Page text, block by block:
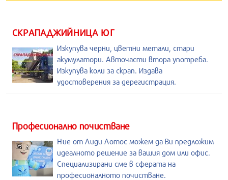
СКРАПАДЖИЙНИЦА ЮГ
Изкупува черни, цветни метали, стари
акумулатори. Авточасти втора употреба.
Изкупува коли за скрап. Издава
удостоверения за дерегистрация.
Професионално почистване
Ние от Лиди Лотос можем да Ви предложим
идеалното решение за вашия дом или офис.
Специализирани сме в сферата на
професионалното почистване.